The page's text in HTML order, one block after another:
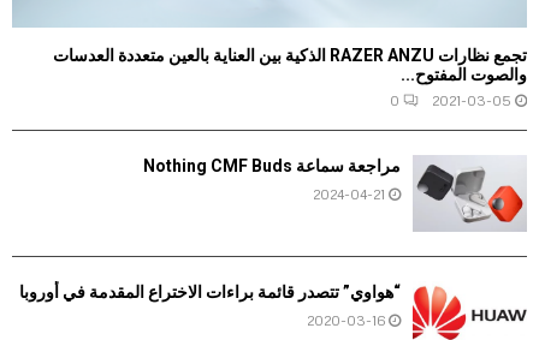
تجمع نظارات RAZER ANZU الذكية بين العناية بالعين متعددة العدسات
والصوت المفتوح...
2021-03-05
0
مراجعة سماعة Nothing CMF Buds
2024-04-21
“هواوي” تتصدر قائمة براءات الاختراع المقدمة في أوروبا
2020-03-16